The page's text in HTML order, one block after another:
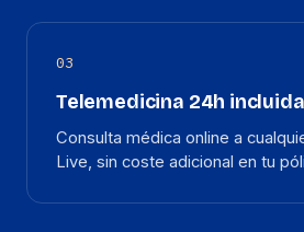
03
Telemedicina 24h incluida
Consulta médica online a
Live, sin coste adicional en tu